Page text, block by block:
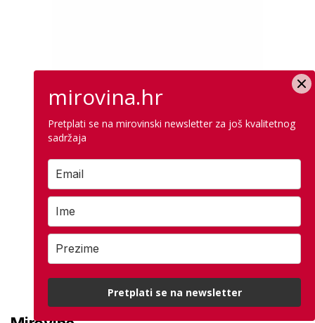
mirovina.hr
Pretplati se na mirovinski newsletter za još kvalitetnog
sadržaja
Pretplati se na newsletter